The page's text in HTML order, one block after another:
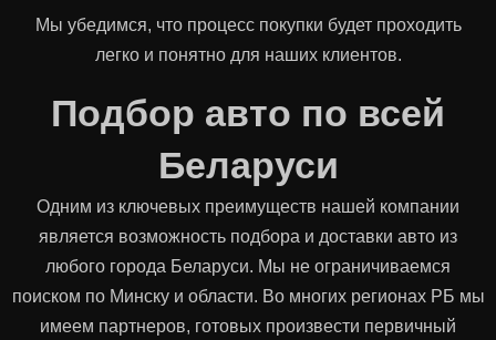
Мы убедимся, что процесс покупки будет проходить
легко и понятно для наших клиентов.
Подбор авто по всей
Беларуси
Одним из ключевых преимуществ нашей компании
является возможность подбора и доставки авто из
любого города Беларуси. Мы не ограничиваемся
поиском по Минску и области. Во многих регионах РБ мы
имеем партнеров, готовых произвести первичный